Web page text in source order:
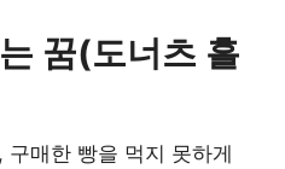
꿈(도너츠 흘
구매한 빵을 먹지 못하게